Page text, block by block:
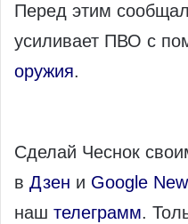
Перед этим
усиливает ПВО с
оружия.
Сделай Чеснок
в Дзен и Google
наш телеграмм.